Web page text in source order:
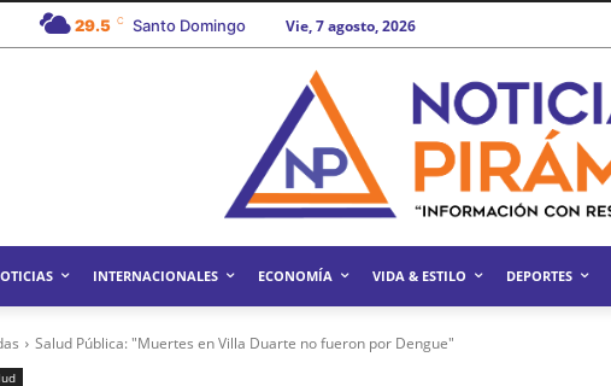
29.5 C Santo Domingo Vie, 7 agosto, 2026
INTERNACIONALES ECONOMÍA VIDA & ESTILO DEPORTES
Salud Pública: "Muertes en Villa Duarte no fueron por Dengue"